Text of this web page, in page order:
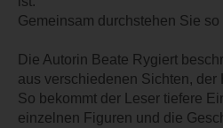
Gemeinsam durchstehen Sie
Die Autorin Beate Rygiert
aus verschiedenen Sichten, der
So bekommt der Leser tiefere
einzelnen Figuren und die